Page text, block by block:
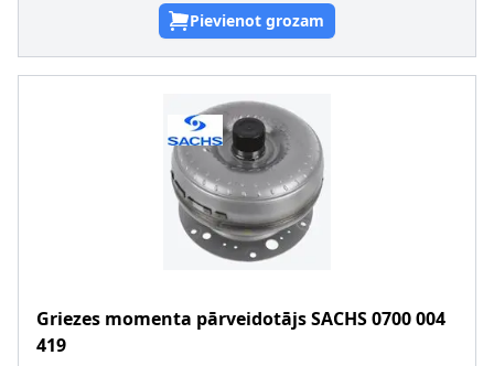
Pievienot grozam
Griezes momenta pārveidotājsSACHS0700 004
419